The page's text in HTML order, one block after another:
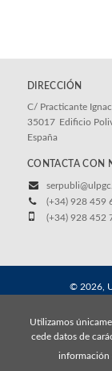
DIRECCIÓN
C/ Practicante
35017 Edificio
España
CONTACTA CON
(+34) 928 459
(+34) 928 452
© 2026,
Utilizamos
cede datos de
información